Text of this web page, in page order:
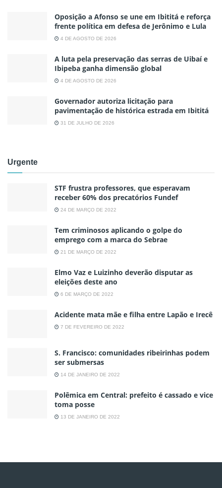
Oposição a Afonso se une em Ibititá e reforça
frente política em defesa de Jerônimo e Lula
4 DE AGOSTO DE 2026
A luta pela preservação das serras de Uibaí e
Ibipeba ganha dimensão global
4 DE AGOSTO DE 2026
Governador autoriza licitação para
pavimentação de histórica estrada em Ibititá
31 DE JULHO DE 2026
Urgente
STF frustra professores, que esperavam
receber 60% dos precatórios Fundef
24 DE MARÇO DE 2022
Tem criminosos aplicando o golpe do
emprego com a marca do Sebrae
21 DE MARÇO DE 2022
Elmo Vaz e Luizinho deverão disputar as
eleições deste ano
6 DE MARÇO DE 2022
Acidente mata mãe e filha entre Lapão e Irecê
7 DE FEVEREIRO DE 2022
S. Francisco: comunidades ribeirinhas podem
ser submersas
14 DE JANEIRO DE 2022
Polêmica em Central: prefeito é cassado e vice
toma posse
13 DE JANEIRO DE 2022